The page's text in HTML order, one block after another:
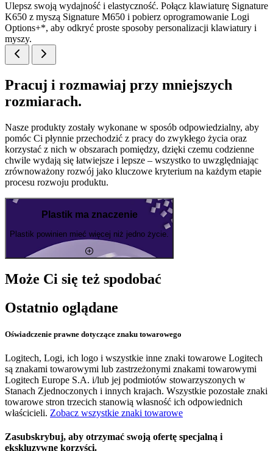
Ulepsz swoją wydajność i elastyczność. Połącz klawiaturę Signature
K650 z myszą Signature M650 i pobierz oprogramowanie Logi
Options+*, aby odkryć proste sposoby personalizacji klawiatury i
myszy.
Pracuj i rozmawiaj przy mniejszych
rozmiarach.
Nasze produkty zostały wykonane w sposób odpowiedzialny, aby
pomóc Ci płynnie przechodzić z pracy do zwykłego życia oraz
korzystać z nich w obszarach pomiędzy, dzięki czemu codzienne
chwile wydają się łatwiejsze i lepsze – wszystko to uwzględniając
zrównoważony rozwój jako kluczowe kryterium na każdym etapie
procesu rozwoju produktu.
Plastik ma znaczenie
Plastik powinien mieć więcej niż jedno życie.
Może Ci się też spodobać
Ostatnio oglądane
Oświadczenie prawne dotyczące znaku towarowego
Logitech, Logi, ich logo i wszystkie inne znaki towarowe Logitech
są znakami towarowymi lub zastrzeżonymi znakami towarowymi
Logitech Europe S.A. i/lub jej podmiotów stowarzyszonych w
Stanach Zjednoczonych i innych krajach. Wszystkie pozostałe znaki
towarowe stron trzecich stanowią własność ich odpowiednich
właścicieli. Zobacz wszystkie znaki towarowe
Zasubskrybuj, aby otrzymać swoją ofertę specjalną i
ekskluzywne korzyści.